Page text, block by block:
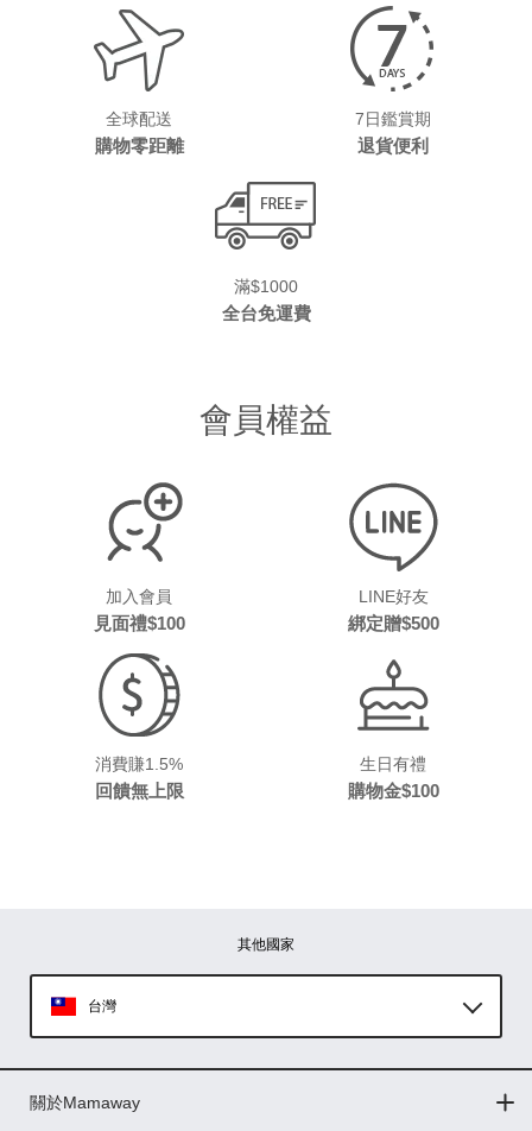
全球配送
購物零距離
7日鑑賞期
退貨便利
滿$1000
全台免運費
會員權益
加入會員
見面禮$100
LINE好友
綁定贈$500
消費賺1.5%
回饋無上限
生日有禮
購物金$100
其他國家
台灣
印尼
關於Mamaway